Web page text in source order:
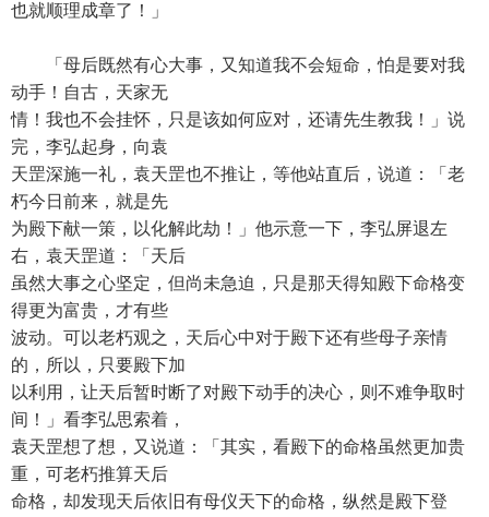
也就顺理成章了！」
「母后既然有心大事，又知道我不会短命，怕是要对我
动手！自古，天家无
情！我也不会挂怀，只是该如何应对，还请先生教我！」说
完，李弘起身，向袁
天罡深施一礼，袁天罡也不推让，等他站直后，说道：「老
朽今日前来，就是先
为殿下献一策，以化解此劫！」他示意一下，李弘屏退左
右，袁天罡道：「天后
虽然大事之心坚定，但尚未急迫，只是那天得知殿下命格变
得更为富贵，才有些
波动。可以老朽观之，天后心中对于殿下还有些母子亲情
的，所以，只要殿下加
以利用，让天后暂时断了对殿下动手的决心，则不难争取时
间！」看李弘思索着，
袁天罡想了想，又说道：「其实，看殿下的命格虽然更加贵
重，可老朽推算天后
命格，却发现天后依旧有母仪天下的命格，纵然是殿下登